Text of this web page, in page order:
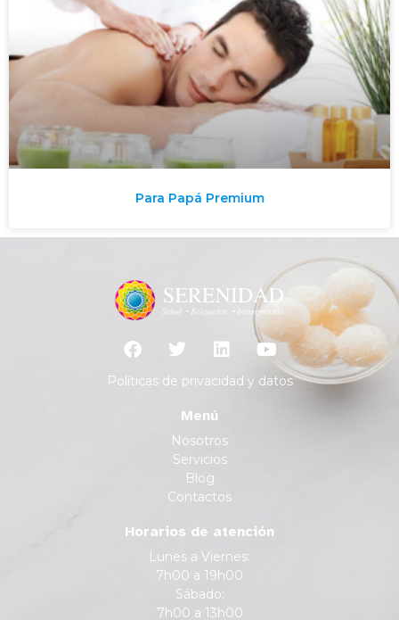
Para Papá Premium
Políticas de privacidad y datos
Menú
Nosotros
Servicios
Blog
Contactos
Horarios de atención
Lunes a Viernes:
7h00 a 19h00
Sábado:
7h00 a 13h00